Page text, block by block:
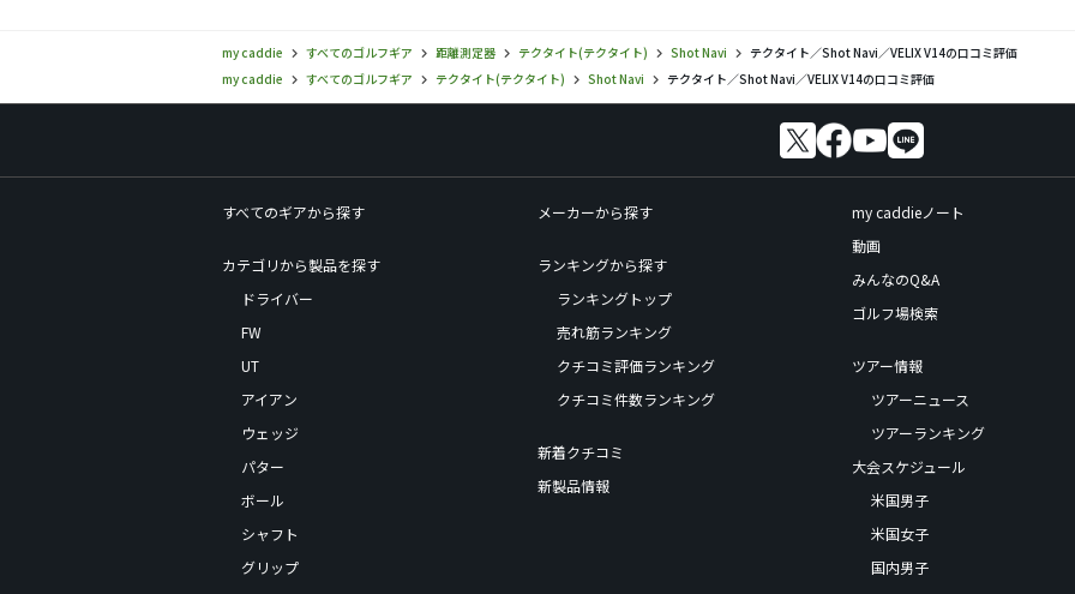
my caddie すべてのゴルフギア 距離測定器 テクタイト(テクタイト) Shot Navi
テクタイト／Shot Navi／VELIX V14の口コミ評価
my caddie
すべてのゴルフギア テクタイト(テクタイト) Shot Navi テクタイト／Shot Navi／VELIX V14の口コミ評価
すべてのギアから探す
カテゴリから製品を探す
ドライバー
FW
UT
アイアン
ウェッジ
パター
ボール
シャフト
グリップ
メーカーから探す
ランキングから探す
ランキングトップ
売れ筋ランキング
クチコミ評価ランキング
クチコミ件数ランキング
新着クチコミ
新製品情報
my caddieノート
動画
みんなのQ&A
ゴルフ場検索
ツアー情報
ツアーニュース
ツアーランキング
大会スケジュール
米国男子
米国女子
国内男子